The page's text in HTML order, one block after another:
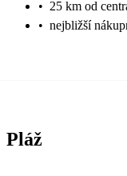
• 25 km od
• nejbližší
Pláž